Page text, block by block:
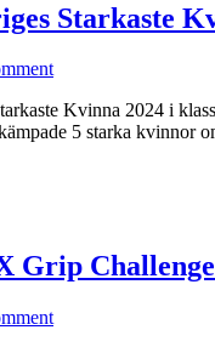
Starkaste
Kvinna 2024 i
5 starka
Grip